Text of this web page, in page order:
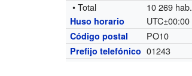
• Total 10 269 hab.
Huso horario UTC±00:00
Código postal PO10
Prefijo telefónico 01243